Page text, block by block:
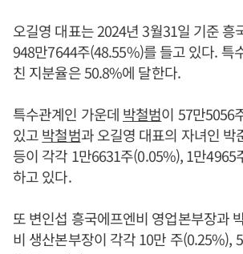
오길영 대표는 2024년 3월31일 기준 흥
948만7644주(48.55%)를 들고 있다. 특
친 지분율은 50.8%에 달한다.
특수관계인 가운데 박철범이 57만5056
있고박철범과 오길영 대표의 자녀인 박
등이 각각 1만6631주(0.05%), 1만4965
하고 있다.
또 변인섭 흥국에프엔비 영업본부장과
비 생산본부장이 각각 10만 주(0.25%),